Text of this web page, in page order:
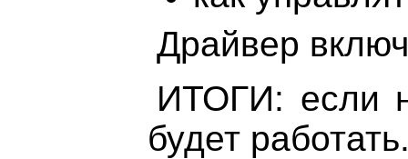
Драйвер
ИТОГИ: если
будет